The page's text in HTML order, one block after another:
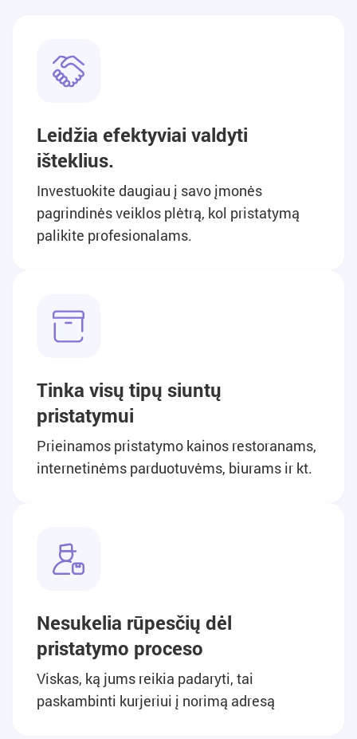
Leidžia efektyviai valdyti
išteklius.
Investuokite daugiau į savo įmonės
pagrindinės veiklos plėtrą, kol pristatymą
palikite profesionalams.
Tinka visų tipų siuntų
pristatymui
Prieinamos pristatymo kainos restoranams,
internetinėms parduotuvėms, biurams ir kt.
Nesukelia rūpesčių dėl
pristatymo proceso
Viskas, ką jums reikia padaryti, tai
paskambinti kurjeriui į norimą adresą